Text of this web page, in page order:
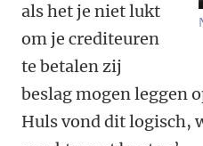
als het je niet lukt
om je crediteuren
te betalen zij
beslag mogen leggen
Huls vond dit logisch,